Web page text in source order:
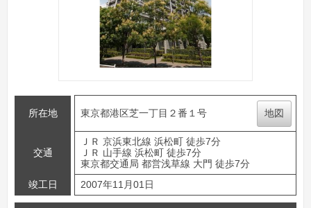
所在地 東京都港区芝一丁目２番１号 地図
交通
ＪＲ 京浜東北線 浜松町 徒歩7分
ＪＲ 山手線 浜松町 徒歩7分
東京都交通局 都営浅草線 大門 徒歩7分
竣工日
2007年11月01日